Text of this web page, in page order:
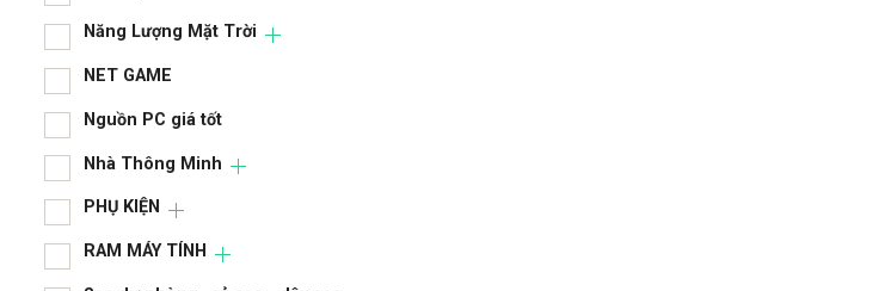
Năng Lượng Mặt Trời
NET GAME
Nguồn PC giá tốt
Nhà Thông Minh
PHỤ KIỆN
RAM MÁY TÍNH